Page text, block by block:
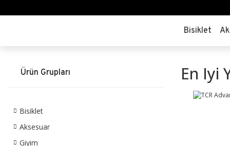
Bisiklet
Ürün Grupları
Bisiklet
Aksesuar
Giyim
En Iyi